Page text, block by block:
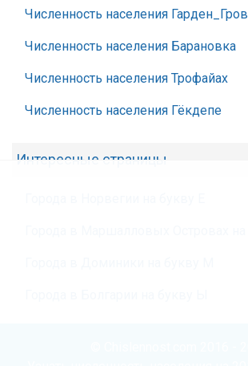
Численность населения Гарден_Гров
Численность населения Барановка
Численность населения Трофайах
Численность населения Гёкдепе
Интересные страницы